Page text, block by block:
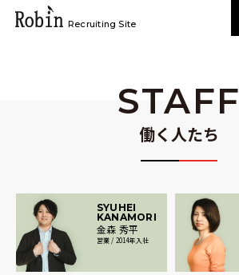
Recruiting Site
STAFF
働く人たち
SYUHEI
KANAMORI
金森 秀平
営業 / 2014年入社